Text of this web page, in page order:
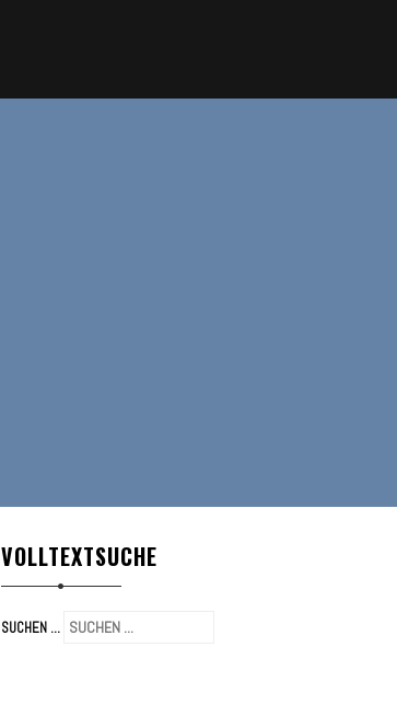
VOLLTEXTSUCHE
SUCHEN ...